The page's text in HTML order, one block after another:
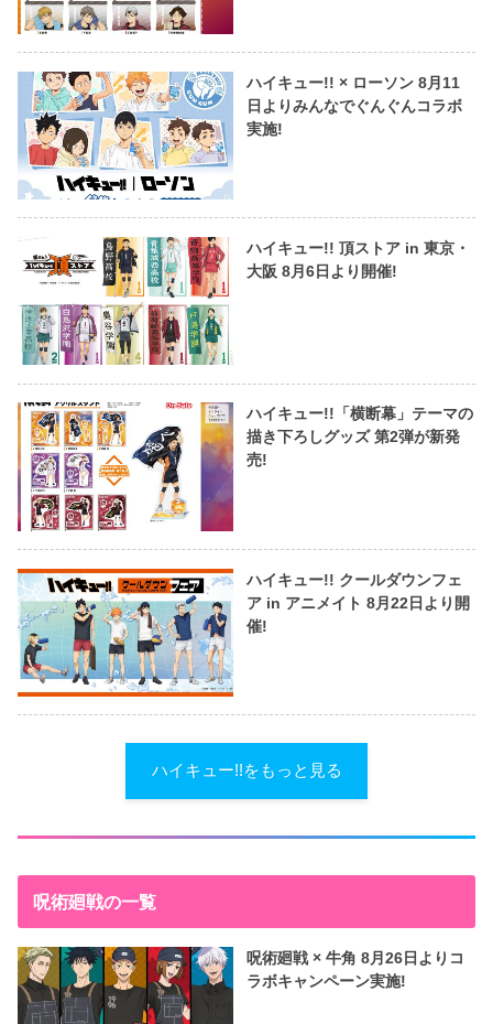
ハイキュー!! × ローソン 8月11
日よりみんなでぐんぐんコラボ
実施!
ハイキュー!! 頂ストア in 東京・
大阪 8月6日より開催!
ハイキュー!!「横断幕」テーマの
描き下ろしグッズ 第2弾が新発
売!
ハイキュー!! クールダウンフェ
ア in アニメイト 8月22日より開
催!
ハイキュー!!をもっと見る
呪術廻戦の一覧
呪術廻戦 × 牛角 8月26日よりコ
ラボキャンペーン実施!